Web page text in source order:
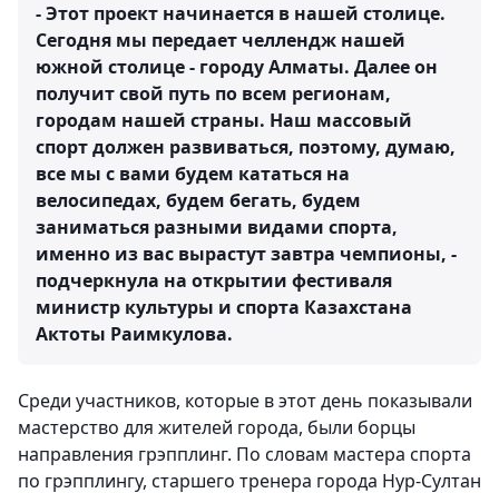
- Этот проект начинается в нашей столице.
Сегодня мы передает челлендж нашей
южной столице - городу Алматы. Далее он
получит свой путь по всем регионам,
городам нашей страны. Наш массовый
спорт должен развиваться, поэтому, думаю,
все мы с вами будем кататься на
велосипедах, будем бегать, будем
заниматься разными видами спорта,
именно из вас вырастут завтра чемпионы, -
подчеркнула на открытии фестиваля
министр культуры и спорта Казахстана
Актоты Раимкулова.
Среди участников, которые в этот день показывали
мастерство для жителей города, были борцы
направления грэпплинг. По словам мастера спорта
по грэпплингу, старшего тренера города Нур-Султан